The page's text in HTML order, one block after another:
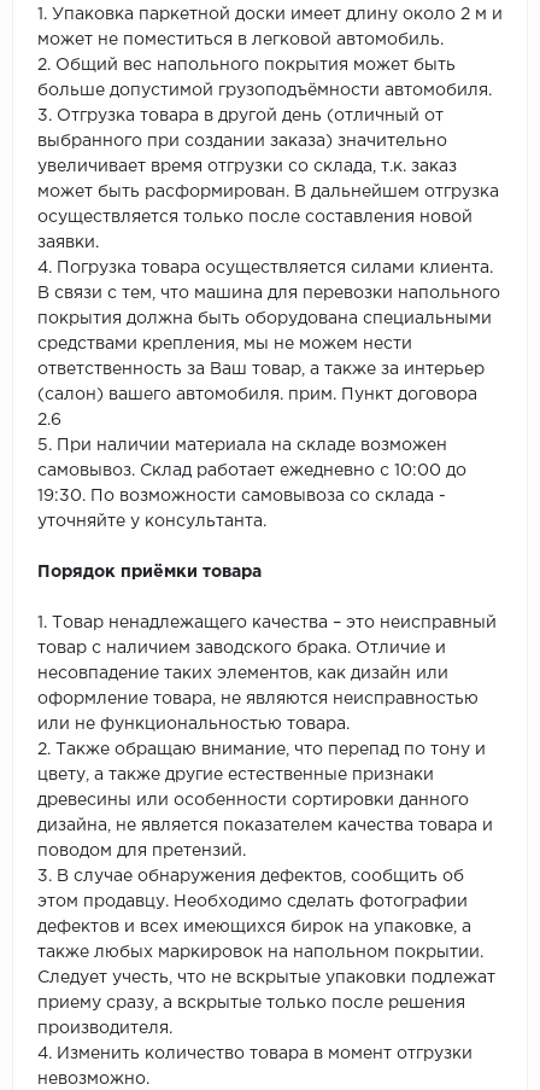
1. Упаковка паркетной доски имеет длину около 2 м и
может не поместиться в легковой автомобиль.
2. Общий вес напольного покрытия может быть
больше допустимой грузоподъёмности автомобиля.
3. Отгрузка товара в другой день (отличный от
выбранного при создании заказа) значительно
увеличивает время отгрузки со склада, т.к. заказ
может быть расформирован. В дальнейшем отгрузка
осуществляется только после составления новой
заявки.
4. Погрузка товара осуществляется силами клиента.
В связи с тем, что машина для перевозки напольного
покрытия должна быть оборудована специальными
средствами крепления, мы не можем нести
ответственность за Ваш товар, а также за интерьер
(салон) вашего автомобиля. прим. Пункт договора
2.6
5. При наличии материала на складе возможен
самовывоз. Склад работает ежедневно с 10:00 до
19:30. По возможности самовывоза со склада -
уточняйте у консультанта.
Порядок приёмки товара
1. Товар ненадлежащего качества – это неисправный
товар с наличием заводского брака. Отличие и
несовпадение таких элементов, как дизайн или
оформление товара, не являются неисправностью
или не функциональностью товара.
2. Также обращаю внимание, что перепад по тону и
цвету, а также другие естественные признаки
древесины или особенности сортировки данного
дизайна, не является показателем качества товара и
поводом для претензий.
3. В случае обнаружения дефектов, сообщить об
этом продавцу. Необходимо сделать фотографии
дефектов и всех имеющихся бирок на упаковке, а
также любых маркировок на напольном покрытии.
Следует учесть, что не вскрытые упаковки подлежат
приему сразу, а вскрытые только после решения
производителя.
4. Изменить количество товара в момент отгрузки
невозможно.